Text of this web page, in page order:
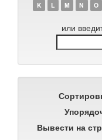
K
L M N O
или
Вывести на